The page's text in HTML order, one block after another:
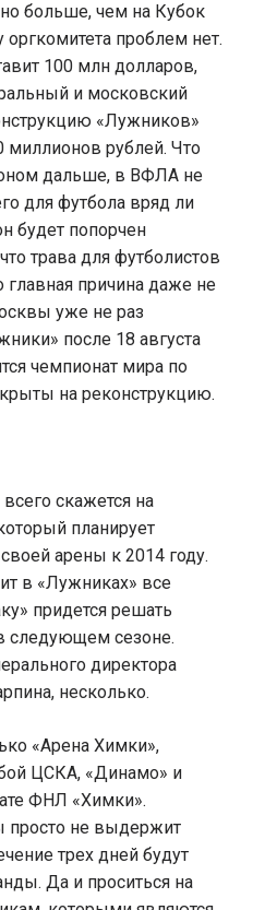
больше, чем на Кубок
оргкомитета проблем нет.
100 млн долларов,
и московский
«Лужников»
миллионов рублей. Что
дальше, в ВФЛА не
для футбола вряд ли
будет попорчен
трава для футболистов
главная причина даже не
уже не раз
после 18 августа
чемпионат мира по
на реконструкцию.
скажется на
планирует
арены к 2014 году.
в «Лужниках» все
придется решать
следующем сезоне.
директора
несколько.
«Арена Химки»,
ЦСКА, «Динамо» и
ФНЛ «Химки».
просто не выдержит
трех дней будут
Да и проситься на